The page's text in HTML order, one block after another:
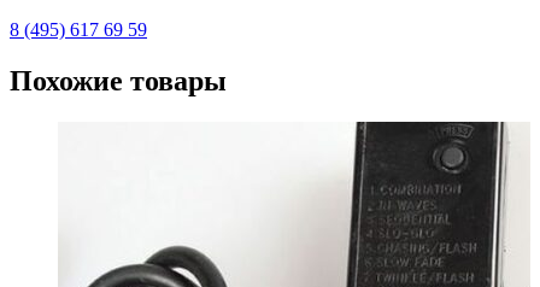
8 (495) 617 69 59
Похожие товары